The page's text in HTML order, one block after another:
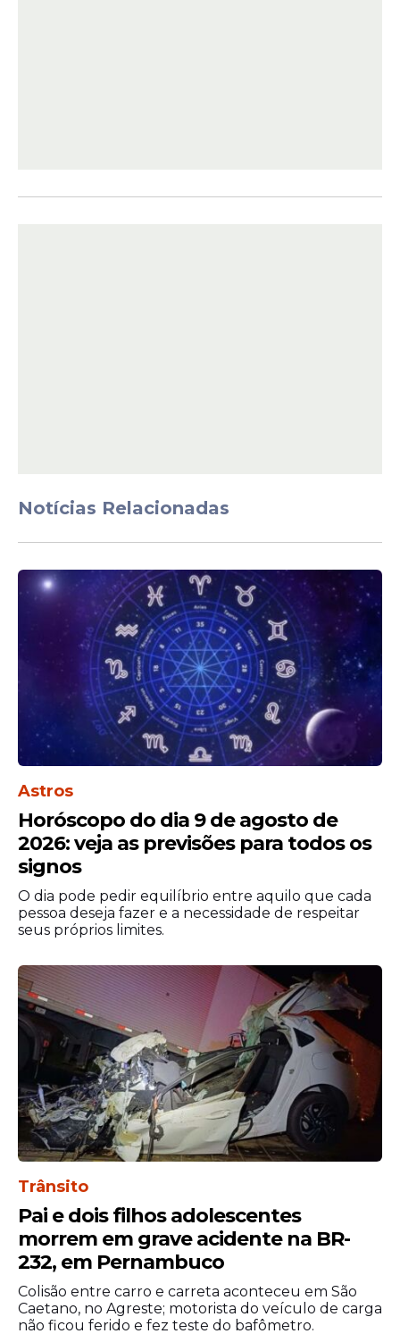
O adolescente Deivson Rocha Dantas, de
14 anos, foi atacado por um tubarão
Praia Del Chifre, em Olinda, na Região
Metropolitana do Recife.
O jovem chegou a ser socorrido por
equipes de emergência e encaminhado
para atendimento hospitalar. Apesar dos
esforços médicos, ele não resistiu aos
ferimentos e morreu.
O caso teve grande repercussão e voltou a
chamar atenção para as recomendações
de segurança em trechos do litoral
pernambucano onde há histórico de
incidentes envolvendo tubarões.
Criança de 11 anos foi
Notícias Relacionadas
Astros
Horóscopo do dia 9 de agosto de
2026: veja as previsões para todos os
signos
O dia pode pedir equilíbrio entre aquilo que cada
pessoa deseja fazer e a necessidade de respeitar
seus próprios limites.
Trânsito
Pai e dois filhos adolescentes
morrem em grave acidente na BR-
232, em Pernambuco
Colisão entre carro e carreta aconteceu em São
Caetano, no Agreste; motorista do veículo de carga
não ficou ferido e fez teste do bafômetro.